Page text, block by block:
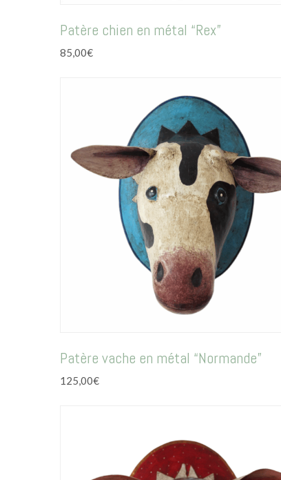
Patère chien en métal “Rex”
85,00€
Patère vache en métal “Normande”
125,00€